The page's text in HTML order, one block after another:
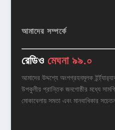
আমাদের সম্পর্কে
রেডিও মেঘনা ৯৯.০
আমাদের উদ্দশ্যে অংশগ্রহনমূলক
উপকুলীয় প্রান্তিক জনগোষ্ঠীর মধ্যে
মোকাবেলায় সমতা এবং মানবাধিকার